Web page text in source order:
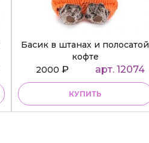
Басик в штанах и полосатой
кофте
2000 ₽ арт. 12074
КУПИТЬ